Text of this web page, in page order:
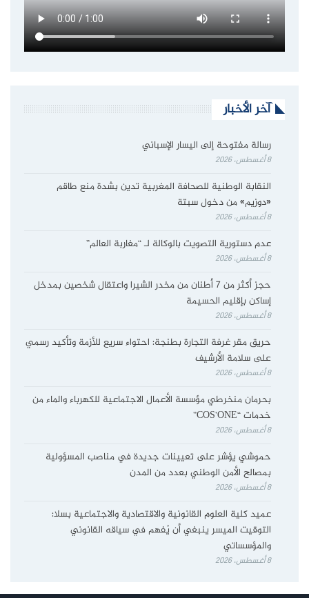
آخر الأخبار
رسالة مفتوحة إلى اليسار الإسباني
8 أغسطس، 2026
النقابة الوطنية للصحافة المغربية تدين بشدة منع طاقم
«دوزيم» من دخول سبتة
8 أغسطس، 2026
عدم دستورية التصويت بالوكالة لـ “مغاربة العالم”
8 أغسطس، 2026
حجز أكثر من 7 أطنان من مخدر الشيرا واعتقال شخصين بمدخل
إساكن بإقليم الحسيمة
8 أغسطس، 2026
حريق مقر غرفة التجارة بطنجة: احتواء سريع للأزمة وتأكيد رسمي
على سلامة الأرشيف
8 أغسطس، 2026
بحرمان منخرطي مؤسسة الأعمال الاجتماعية للكهرباء والماء من
خدمات “COS’ONE”
8 أغسطس، 2026
حموشي يؤشر على تعيينات جديدة في مناصب المسؤولية
بمصالح الأمن الوطني بعدد من المدن
8 أغسطس، 2026
عميد كلية العلوم القانونية والاقتصادية والاجتماعية بسلا:
التوقيت الميسر ينبغي أن يُفهم في سياقه القانوني
والمؤسساتي
8 أغسطس، 2026